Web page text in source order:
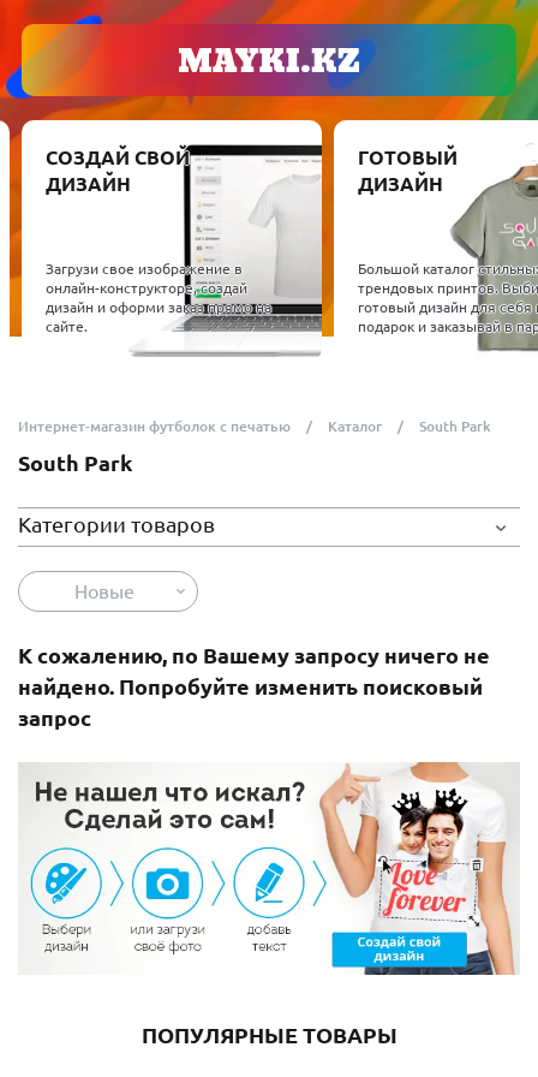
СОЗДАЙ СВОЙ
ДИЗАЙН
Загрузи свое изображение в
онлайн-конструкторе, создай
дизайн и оформи заказ прямо на
сайте.
ГОТОВЫЙ
ДИЗАЙН
Большой каталог
трендовых принтов.
готовый дизайн для себя
подарок и заказывай в
Интернет-магазин футболок с печатью Каталог South Park
South Park
Категории товаров
Новые
К сожалению, по Вашему запросу ничего не
найдено. Попробуйте изменить поисковый
запрос
ПОПУЛЯРНЫЕ ТОВАРЫ